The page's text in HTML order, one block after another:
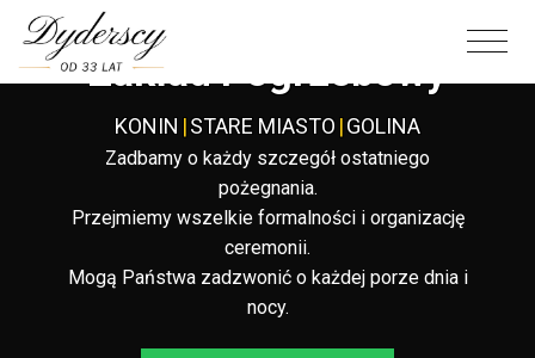
Całodobowy
Zakład Pogrzebowy
KONIN |STARE MIASTO |GOLINA
Zadbamy o każdy szczegół ostatniego
pożegnania.
Przejmiemy wszelkie formalności i organizację
ceremonii.
Mogą Państwa zadzwonić o każdej porze dnia i
nocy.